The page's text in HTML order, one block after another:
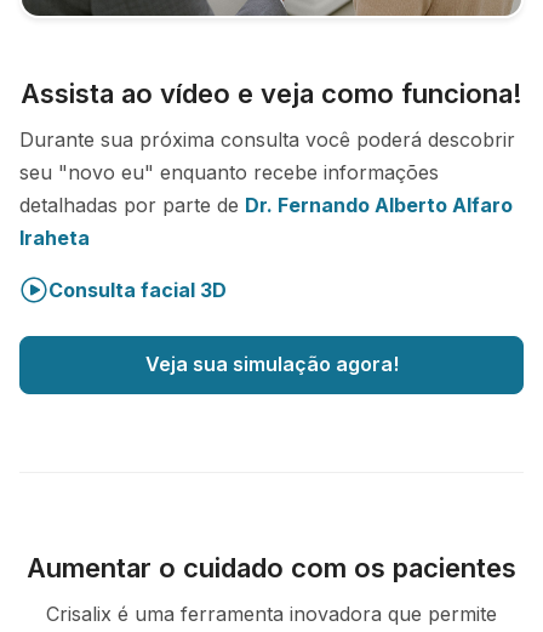
Assista ao vídeo e veja como funciona!
Durante sua próxima consulta você poderá descobrir
seu "novo eu" enquanto recebe informações
detalhadas por parte de Dr. Fernando Alberto Alfaro
Iraheta
Consulta facial 3D
Veja sua simulação agora!
Aumentar o cuidado com os pacientes
Crisalix é uma ferramenta inovadora que permite